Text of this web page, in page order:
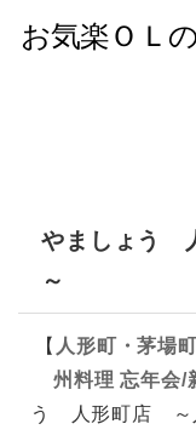
やましょう
～
【 人形町・茅場
州料理 忘年会/
う 人形町店 ～